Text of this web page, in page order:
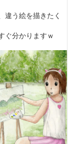
違う絵を描きたく
ぐ分かりますｗ